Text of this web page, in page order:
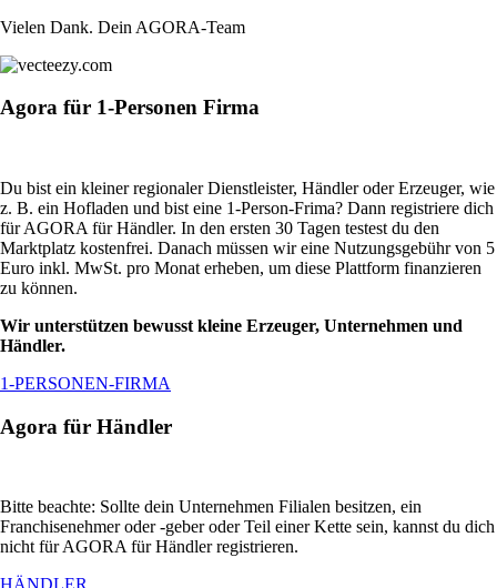
Vielen Dank. Dein AGORA-Team
Agora für 1-Personen Firma
Du bist ein kleiner regionaler Dienstleister, Händler oder Erzeuger, wie
z. B. ein Hofladen und bist eine 1-Person-Frima? Dann registriere dich
für AGORA für Händler. In den ersten 30 Tagen testest du den
Marktplatz kostenfrei. Danach müssen wir eine Nutzungsgebühr von 5
Euro inkl. MwSt. pro Monat erheben, um diese Plattform finanzieren
zu können.
Wir unterstützen bewusst kleine Erzeuger, Unternehmen und
Händler.
1-PERSONEN-FIRMA
Agora für Händler
Bitte beachte: Sollte dein Unternehmen Filialen besitzen, ein
Franchisenehmer oder -geber oder Teil einer Kette sein, kannst du dich
nicht für AGORA für Händler registrieren.